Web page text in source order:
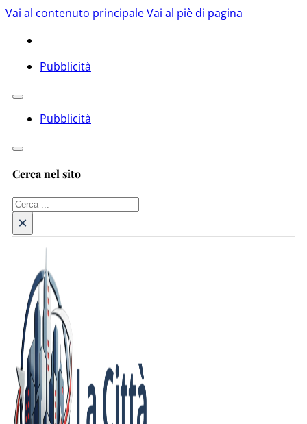
Vai al contenuto principaleVai al piè di pagina
Pubblicità
Pubblicità
Cerca nel sito
Cerca
×